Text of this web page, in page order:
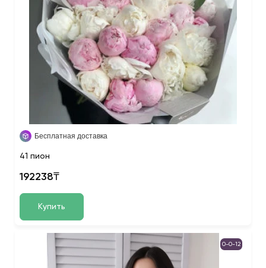
Бесплатная доставка
41 пион
192238₸
Купить
0-0-12